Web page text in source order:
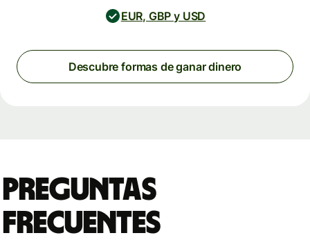
EUR, GBP y USD
Descubre formas de ganar dinero
Preguntas
frecuentes